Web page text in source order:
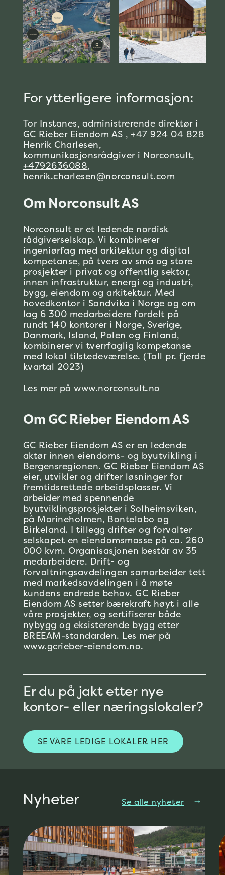
For ytterligere informasjon:
Tor Instanes, administrerende direktør i
GC Rieber Eiendom AS ,+47 924 04 828
Henrik Charlesen,
kommunikasjonsrådgiver i Norconsult,
+4792636088,
henrik.charlesen@norconsult.com
Om Norconsult AS
Norconsult er et ledende nordisk
rådgiverselskap. Vi kombinerer
ingeniørfag med arkitektur og digital
kompetanse, på tvers av små og store
prosjekter i privat og offentlig sektor,
innen infrastruktur, energi og industri,
bygg, eiendom og arkitektur. Med
hovedkontor i Sandvika i Norge og om
lag 6 300 medarbeidere fordelt på
rundt 140 kontorer i Norge, Sverige,
Danmark, Island, Polen og Finland,
kombinerer vi tverrfaglig kompetanse
med lokal tilstedeværelse. (Tall pr. fjerde
kvartal 2023)
Les mer påwww.norconsult.no
Om GC Rieber Eiendom AS
GC Rieber Eiendom AS er en ledende
aktør innen eiendoms- og byutvikling i
Bergensregionen. GC Rieber Eiendom AS
eier, utvikler og drifter løsninger for
fremtidsrettede arbeidsplasser. Vi
arbeider med spennende
byutviklingsprosjekter i Solheimsviken,
på Marineholmen, Bontelabo og
Birkeland. I tillegg drifter og forvalter
selskapet en eiendomsmasse på ca. 260
000 kvm. Organisasjonen består av 35
medarbeidere. Drift- og
forvaltningsavdelingen samarbeider tett
med markedsavdelingen i å møte
kundens endrede behov. GC Rieber
Eiendom AS setter bærekraft høyt i alle
våre prosjekter, og sertifiserer både
nybygg og eksisterende bygg etter
BREEAM-standarden. Les mer på
www.gcrieber-eiendom.no.
Er du på jakt etter nye
kontor- eller næringslokaler?
SE VÅRE LEDIGE LOKALER HER
Nyheter arrow_right_alt
Se alle nyheter